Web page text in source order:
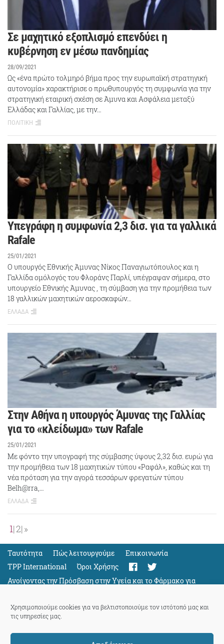
Χρησιμοποιούμε cookies για να βελτιστοποιούμε τον ιστότοπό μας και
τις υπηρεσίες μας.
Σε μαχητικό εξοπλισμό επενδύει η
κυβέρνηση εν μέσω πανδημίας
28/09/2021
Ως «ένα πρώτο τολμηρό βήμα προς την ευρωπαϊκή στρατηγική
αυτονομία» χαρακτήρισε ο πρωθυπουργός τη συμφωνία για την
στρατηγική εταιρική σχέση σε Άμυνα και Ασφάλεια μεταξύ
Ελλάδας και Γαλλίας, με την…
ΠΟΛΙΤΙΚΗ
Υπεγράφη η συμφωνία 2,3 δισ. για τα γαλλικά
Rafale
25/01/2021
Ο υπουργός Εθνικής Άμυνας Νίκος Παναγιωτόπουλος και η
Γαλλίδα ομόλογός του Φλοράνς Παρλί, υπέγραψαν σήμερα, στο
υπουργείο Εθνικής Άμυνας , τη σύμβαση για την προμήθεια των
18 γαλλικών μαχητικών αεροσκαφών…
ΕΛΛΑΔΑ
Στην Αθήνα η υπουργός Άμυνας της Γαλλίας
για το «κλείδωμα» των Rafale
25/01/2021
Με φόντο την υπογραφή της σύμβασης ύψους 2,32 δισ. ευρώ για
την προμήθεια των 18 μαχητικών τύπου «Ραφάλ», καθώς και τη
νέα πρόταση για την αγορά τεσσάρων φρεγατών τύπου
Belh@rra,…
ΕΛΛΑΔΑ
1 2 »
Ταυτότητα Πώς λειτουργούμε
Eπικοινωνία
TPP International
Όροι Χρήσης
Ανοίγοντας την Πρόσβαση στην Υγεία και το Φάρμακο για
Όλους
Support